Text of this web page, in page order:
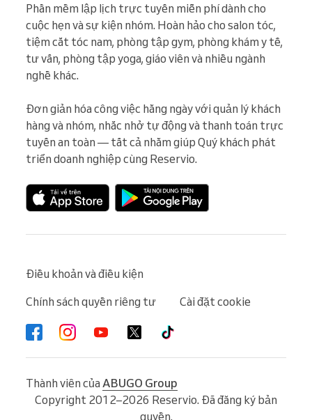
Phần mềm lập lịch trực tuyến miễn phí dành cho
cuộc hẹn và sự kiện nhóm. Hoàn hảo cho salon tóc,
tiệm cắt tóc nam, phòng tập gym, phòng khám y tế,
tư vấn, phòng tập yoga, giáo viên và nhiều ngành
nghề khác.
Đơn giản hóa công việc hằng ngày với quản lý khách
hàng và nhóm, nhắc nhở tự động và thanh toán trực
tuyến an toàn — tất cả nhằm giúp Quý khách phát
triển doanh nghiệp cùng Reservio.
Điều khoản và điều kiện
Chính sách quyền riêng tư
Cài đặt cookie
Thành viên của ABUGO Group
Copyright 2012–2026 Reservio. Đã đăng ký bản
quyền.